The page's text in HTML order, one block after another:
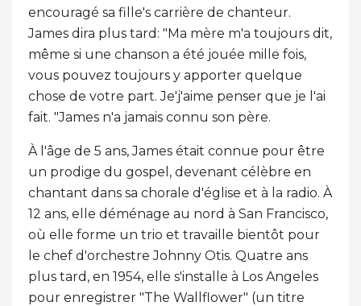
encouragé sa fille's carrière de chanteur.
James dira plus tard: "Ma mère m'a toujours dit,
même si une chanson a été jouée mille fois,
vous pouvez toujours y apporter quelque
chose de votre part. Je'j'aime penser que je l'ai
fait. "James n'a jamais connu son père.
À l'âge de 5 ans, James était connue pour être
un prodige du gospel, devenant célèbre en
chantant dans sa chorale d'église et à la radio. À
12 ans, elle déménage au nord à San Francisco,
où elle forme un trio et travaille bientôt pour
le chef d'orchestre Johnny Otis. Quatre ans
plus tard, en 1954, elle s'installe à Los Angeles
pour enregistrer "The Wallflower" (un titre